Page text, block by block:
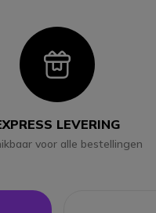
Icon
LEVERING
voor alle bestellingen